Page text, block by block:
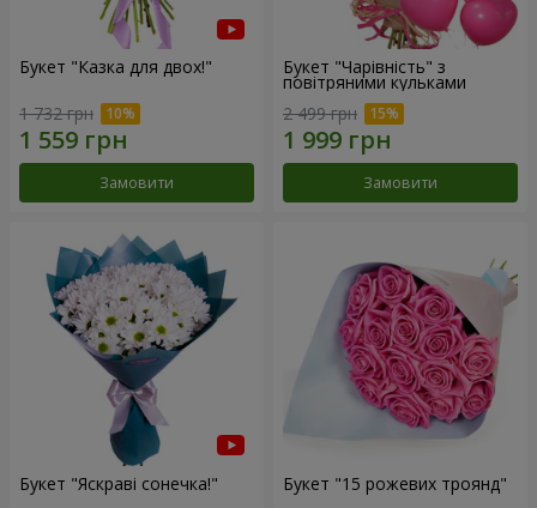
Букет "Казка для двох!"
1 732 грн
Замовити
Букет "Чарівність" з
повітряними кульками
2 499 грн
Замовити
Букет "Яскраві сонечка!" Букет "15 рожевих троянд"